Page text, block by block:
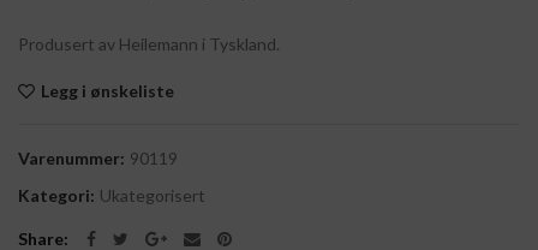
Produsert av Heilemann i Tyskland.
Legg i ønskeliste
Varenummer: 90119
Kategori: Ukategorisert
Share